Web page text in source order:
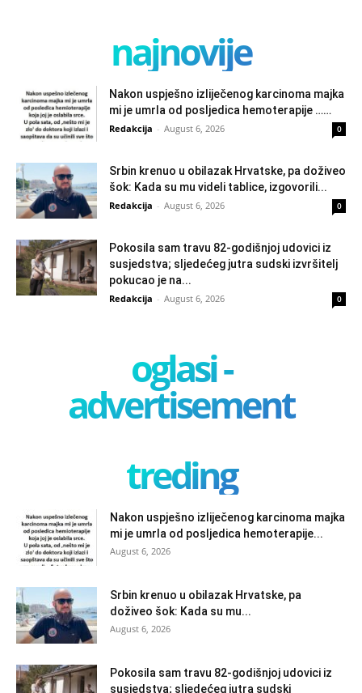
najnovije
Nakon uspješno izliječenog karcinoma majka
mi je umrla od posljedica hemoterapije ……
Redakcija - August 6, 2026 0
Srbin krenuo u obilazak Hrvatske, pa doživeo
šok: Kada su mu videli tablice, izgovorili...
Redakcija - August 6, 2026 0
Pokosila sam travu 82-godišnjoj udovici iz
susjedstva; sljedećeg jutra sudski izvršitelj
pokucao je na...
Redakcija - August 6, 2026 0
oglasi -
advertisement
treding
Nakon uspješno izliječenog karcinoma majka
mi je umrla od posljedica hemoterapije...
August 6, 2026
Srbin krenuo u obilazak Hrvatske, pa
doživeo šok: Kada su mu...
August 6, 2026
Pokosila sam travu 82-godišnjoj udovici iz
susjedstva; sljedećeg jutra sudski